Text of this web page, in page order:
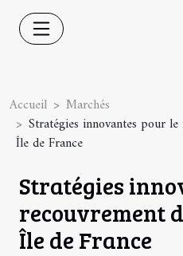
Accueil
Marchés
Stratégies innovantes pour
Île de France
Stratégies
recouvrement
Île de France